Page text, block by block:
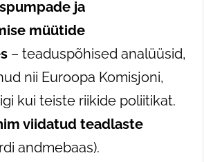
ja
müütide
– teaduspõhised analüüsid,
nii Euroopa Komisjoni,
kui teiste riikide poliitikat.
viidatud teadlaste
andmebaas).